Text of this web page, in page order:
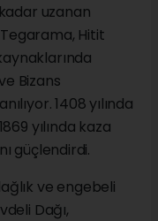
uzanan
Hitit
Bizans
1408 yılında
yılında kaza
güçlendirdi.
ve engebeli
Dağı,